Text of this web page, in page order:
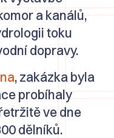
a kanálů,
toku
dopravy.
, zakázka byla
probíhaly
ve dne
dělníků.